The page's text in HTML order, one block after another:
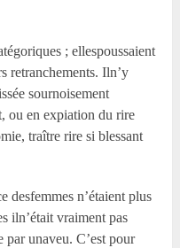
; ellespoussaient
retranchements. Iln’y
sournoisement
ou en expiation du rire
traître rire si blessant
desfemmes n’étaient plus
iln’était vraiment pas
par unaveu. C’est pour